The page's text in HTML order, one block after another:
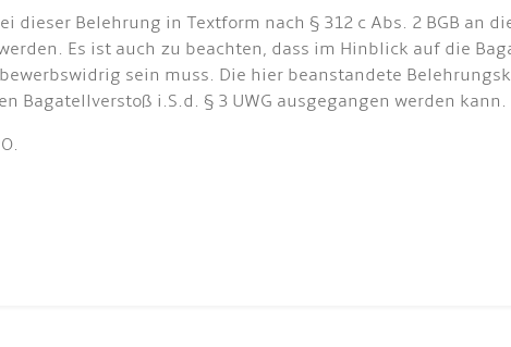
dieser Belehrung in Textform nach § 312 c Abs. 2 BGB an
Es ist auch zu beachten, dass im Hinblick auf die
sein muss. Die hier beanstandete
Bagatellverstoß i.S.d. § 3 UWG ausgegangen werden kann.